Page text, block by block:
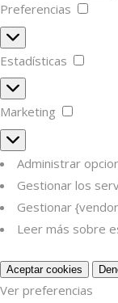
Preferencias
Preferencias
Estadísticas
Estadísticas
Marketing
Marketing
Administrar
Gestionar los
Gestionar
Leer más sobre
Aceptar cookies
Ver preferencias